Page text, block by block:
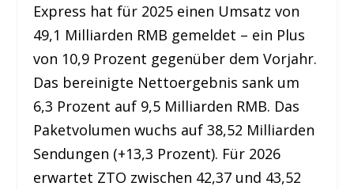
Express hat für 2025 einen Umsatz von
49,1 Milliarden RMB gemeldet – ein Plus
von 10,9 Prozent gegenüber dem Vorjahr.
Das bereinigte Nettoergebnis sank um
6,3 Prozent auf 9,5 Milliarden RMB. Das
Paketvolumen wuchs auf 38,52 Milliarden
Sendungen (+13,3 Prozent). Für 2026
erwartet ZTO zwischen 42,37 und 43,52